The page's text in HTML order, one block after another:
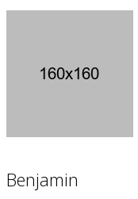
Benjamin